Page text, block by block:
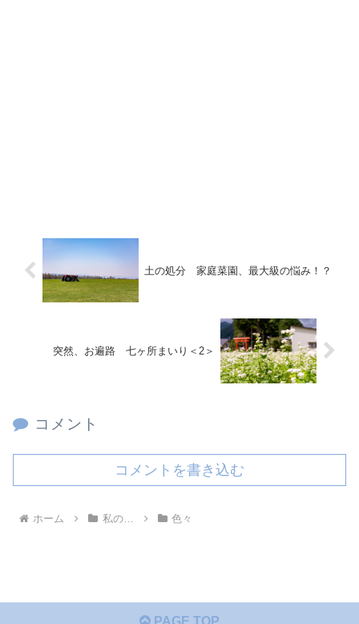
土の処分 家庭菜園、最大級の悩み！？
突然、お遍路 七ヶ所まいり＜2＞
コメント
コメントを書き込む
ホーム 私の… 色々